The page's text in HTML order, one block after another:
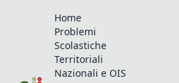
Home
Problemi
Scolastiche
Territoriali
Nazionali e OIS